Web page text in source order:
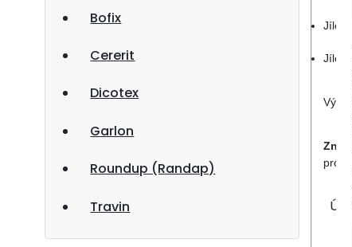
Bofix
Cererit
Dicotex
Garlon
Roundup (Randap)
Travin
Jílek
Jílek